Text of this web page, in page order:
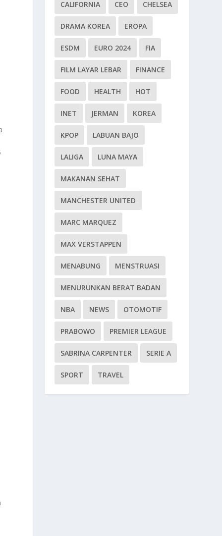
CALIFORNIA CEO CHELSEA
DRAMA KOREA EROPA
ESDM EURO 2024 FIA
FILM LAYAR LEBAR FINANCE
FOOD HEALTH HOT
INET JERMAN KOREA
KPOP LABUAN BAJO
LALIGA LUNA MAYA
MAKANAN SEHAT
MANCHESTER UNITED
MARC MARQUEZ
MAX VERSTAPPEN
MENABUNG MENSTRUASI
MENURUNKAN BERAT BADAN
NBA NEWS OTOMOTIF
PRABOWO PREMIER LEAGUE
SABRINA CARPENTER SERIE A
SPORT TRAVEL